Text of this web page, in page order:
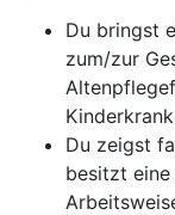
Du bringst
zum/zur
Du zeigst
besitzt